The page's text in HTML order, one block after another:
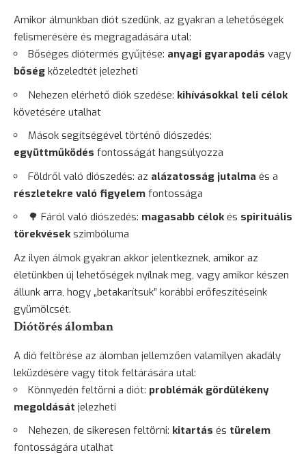
Amikor álmunkban diót szedünk, az gyakran a lehetőségek
felismerésére és megragadására utal:
Bőséges diótermés gyűjtése: anyagi gyarapodás vagy
bőség közeledtét jelezheti
Nehezen elérhető diók szedése: kihívásokkal teli célok
követésére utalhat
Mások segítségével történő diószedés:
együttműködés fontosságát hangsúlyozza
Földről való diószedés: az alázatosság jutalma és a
részletekre való figyelem fontossága
🌳 Fáról való diószedés: magasabb célokés spirituális
törekvésekszimbóluma
Az ilyen álmok gyakran akkor jelentkeznek, amikor az
életünkben új lehetőségek nyílnak meg, vagy amikor készen
állunk arra, hogy „betakarítsuk” korábbi erőfeszítéseink
gyümölcsét.
Diótörés álomban
A dió feltörése az álomban jellemzően valamilyen akadály
leküzdésére vagy titok feltárására utal:
Könnyedén feltörni a diót: problémák gördülékeny
megoldását jelezheti
Nehezen, de sikeresen feltörni: kitartás és türelem
fontosságára utalhat